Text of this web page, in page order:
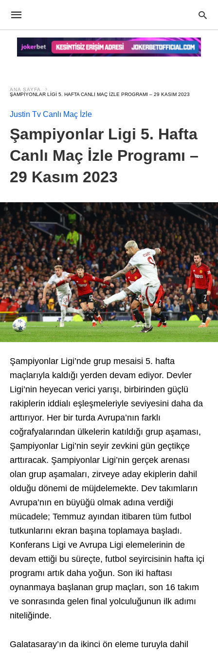
ANA SAYFA
ŞAMPIYONLAR LIGI 5. HAFTA CANLI MAÇ İZLE PROGRAMI – 29 KASIM 2023
Justin Tv Canlı Maç İzle
Şampiyonlar Ligi 5. Hafta
Canlı Maç İzle Programı –
29 Kasım 2023
Şampiyonlar Ligi’nde grup mesaisi 5. hafta
maçlarıyla kaldığı yerden devam ediyor. Devler
Ligi’nin heyecan verici yarışı, birbirinden güçlü
rakiplerin iddialı eşleşmeleriyle seviyesini daha da
arttırıyor. Her bir turda Avrupa’nın farklı
coğrafyalarından ülkelerin katıldığı grup aşaması,
Şampiyonlar Ligi’nin seyir zevkini gün geçtikçe
arttıracak. Şampiyonlar Ligi’nin gerçek arenası
olan grup aşamaları, zirveye aday ekiplerin dahil
olduğu dönemi de müjdelemekte. Dev takımların
Avrupa’nın en büyüğü olmak adına verdiği
mücadele; Temmuz ayından itibaren tüm futbol
tutkunlarını ekran başına toplamaya başladı.
Konferans Ligi ve Avrupa Ligi elemelerinin de
devam ettiği bu süreçte, futbol seyircisinin hafta içi
programı artık daha yoğun. Son iki haftası
oynanmaya başlanan grup maçları, son 16 takım
ve sonrasında gelen final yolculuğunun ilk adımı
niteliğinde.
Galatasaray’ın da ikinci ön eleme turuyla dahil